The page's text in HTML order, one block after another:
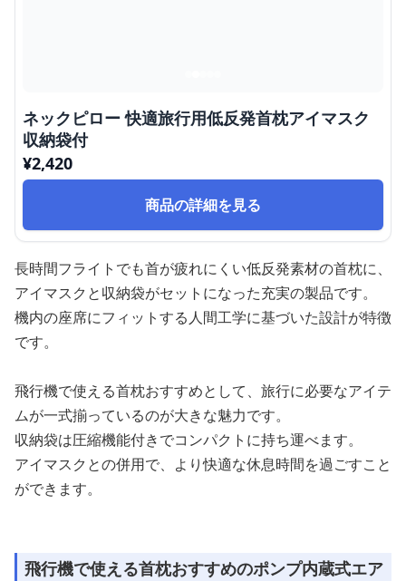
ネックピロー 快適旅行用低反発首枕アイマスク
収納袋付
¥2,420
商品の詳細を見る
長時間フライトでも首が疲れにくい低反発素材の首枕に、
アイマスクと収納袋がセットになった充実の製品です。
機内の座席にフィットする人間工学に基づいた設計が特徴
です。
飛行機で使える首枕おすすめとして、旅行に必要なアイテ
ムが一式揃っているのが大きな魅力です。
収納袋は圧縮機能付きでコンパクトに持ち運べます。
アイマスクとの併用で、より快適な休息時間を過ごすこと
ができます。
飛行機で使える首枕おすすめのポンプ内蔵式エア